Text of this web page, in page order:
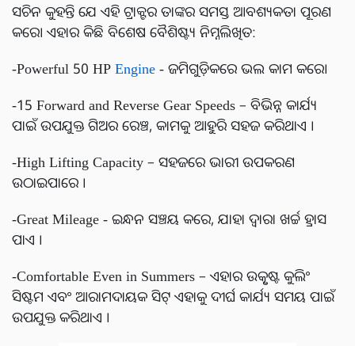
ସଚିନ କୁହନ୍ତି ଯେ ଏହି ଟ୍ରାକ୍ଟର ତାଙ୍କର ସମସ୍ତ ଆବଶ୍ୟକତା ପୂରଣ
କରେ। ଏହାର କିଛି ବିଶେଷ ବୈଶିଷ୍ଟ୍ୟ ନିମ୍ନଲିଖିତ:
-Powerful 50 HP Engine - ଜମିଗୁଡ଼ିକରେ ଭଲ କାମ କରେ।
-15 Forward and Reverse Gear Speeds – ବିଭିନ୍ନ କାର୍ଯ୍ୟ
ପାଇଁ ଉପଯୁକ୍ତ ଗିଅର ରେଞ୍ଚ, କାମକୁ ଆହୁରି ସହଜ କରିଥାଏ ।
-High Lifting Capacity – ସହଜରେ ଭାରୀ ଉପକରଣ
ଉଠାଇପାରେ ।
-Great Mileage - ଇନ୍ଧନ ସଞ୍ଚୟ କରେ, ଯାହା ଦ୍ଵାରା ଖର୍ଚ୍ଚ ହ୍ରାସ
ପାଏ ।
-Comfortable Even in Summers – ଏହାର ଉତ୍କୃଷ୍ଟ କୁଲିଂ
ସିଷ୍ଟମ ଏବଂ ଆରାମଦାୟକ ସିଟ୍ ଏହାକୁ ଦୀର୍ଘ କାର୍ଯ୍ୟ ସମୟ ପାଇଁ
ଉପଯୁକ୍ତ କରିଥାଏ ।